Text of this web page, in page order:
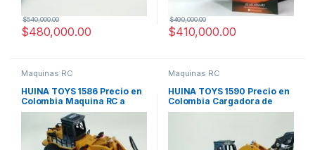
$480,000.00
$540,000.00
$410,000.00
$490,000.00
Maquinas RC
HUINA TOYS 1586 Precio en
Colombia Maquina RC a
Escala
Maquinas RC
HUINA TOYS 1590 Precio en
Colombia Cargadora de
Troncos de Radio control